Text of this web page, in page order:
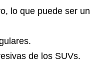
lo que puede ser un
de los SUVs.